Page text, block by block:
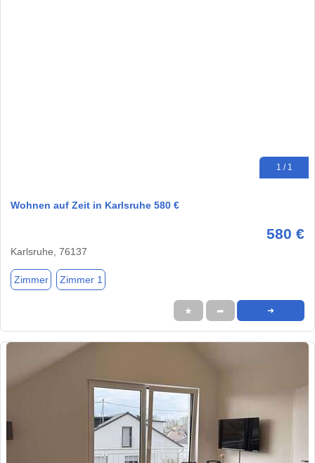
1 / 1
Wohnen auf Zeit in Karlsruhe 580 €
580 €
Karlsruhe, 76137
Zimmer Zimmer 1
★ ➦ ➜